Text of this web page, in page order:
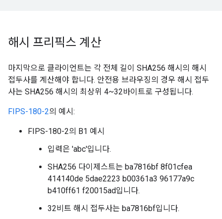
해시 프리픽스 계산
마지막으로 클라이언트는 각 전체 길이 SHA256 해시의 해시
접두사를 계산해야 합니다. 안전용 브라우징의 경우 해시 접두
사는 SHA256 해시의 최상위 4~32바이트로 구성됩니다.
FIPS-180-2의 예시:
FIPS-180-2의 B1 예시
입력은 'abc'입니다.
SHA256 다이제스트는 ba7816bf 8f01cfea
414140de 5dae2223 b00361a3 96177a9c
b410ff61 f20015ad입니다.
32비트 해시 접두사는 ba7816bf입니다.